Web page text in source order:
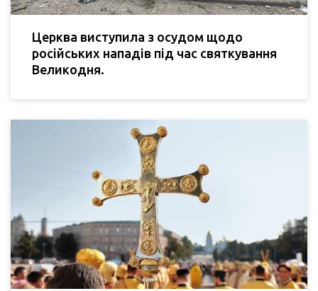
Церква виступила з осудом щодо
російських нападів під час святкування
Великодня.